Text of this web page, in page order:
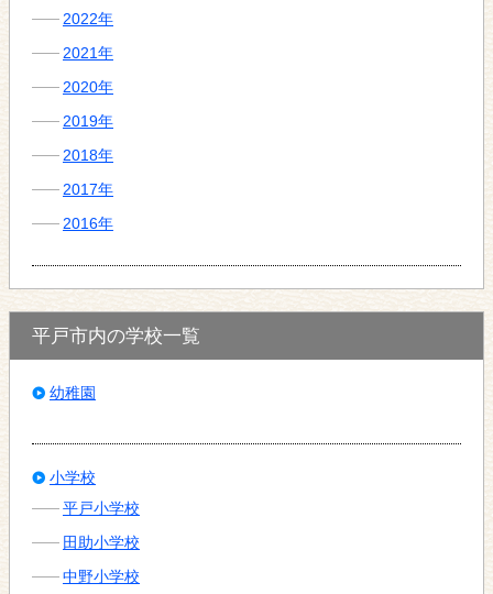
2022年
2021年
2020年
2019年
2018年
2017年
2016年
平戸市内の学校一覧
幼稚園
小学校
平戸小学校
田助小学校
中野小学校